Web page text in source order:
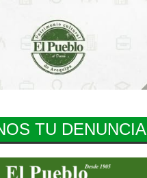
TU DENUNCIA